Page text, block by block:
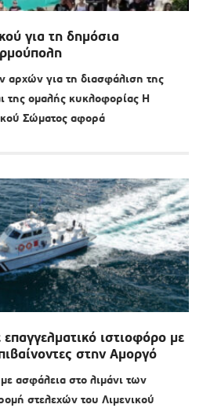
για τη δημόσια
για τη διασφάλιση της
της ομαλής κυκλοφορίας Η
Σώματος αφορά
ιστιοφόρο με
στην Αμοργό
ασφάλεια στο λιμάνι των
στελεχών του Λιμενικού